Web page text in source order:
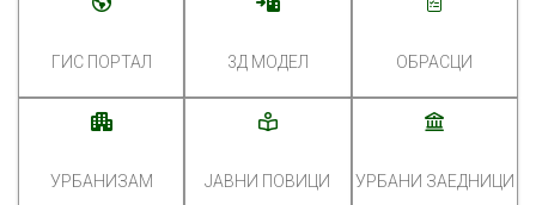
ГИС ПОРТАЛ 3Д МОДЕЛ ОБРАСЦИ
УРБАНИЗАМ ЈАВНИ ПОВИЦИ УРБАНИ ЗАЕДНИЦИ